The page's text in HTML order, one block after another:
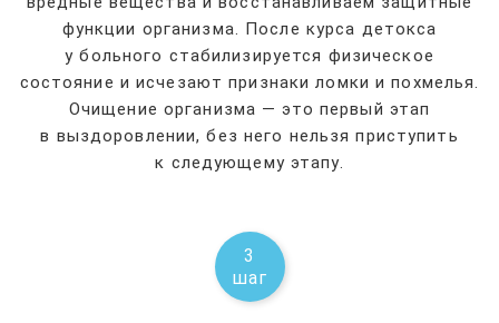
функции организма. После курса детокса
у больного стабилизируется физическое
состояние и исчезают признаки ломки и похмелья.
Очищение организма — это первый этап
в выздоровлении, без него нельзя приступить
к следующему этапу.
3
шаг